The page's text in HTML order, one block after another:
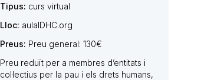
Tipus: curs virtual
Lloc: aulaIDHC.org
Preus: Preu general: 130€
Preu reduït per a membres d’entitats i
col·lectius per la pau i els drets humans,